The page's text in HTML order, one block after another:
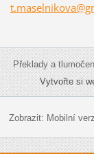
t.maseln
Překlady a
Vytvořte si
Zobrazit: Mobilní